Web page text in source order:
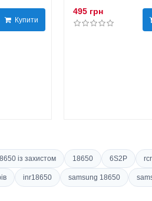
Купити
495 грн
із захистом 18650 6S2P
inr18650 samsung 18650